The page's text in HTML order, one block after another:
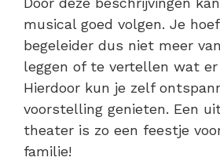
musical goed volgen. Je
begeleider dus niet meer
leggen of te vertellen wat
Hierdoor kun je zelf
voorstelling genieten. Een
theater is zo een feestje
familie!